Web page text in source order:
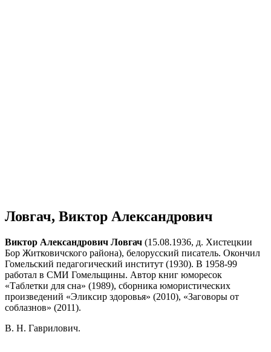
Ловгач, Виктор Александрович
Виктор Александрович Ловгач (15.08.1936, д. Хистецкии
Бор Житковичского района), белорусский писатель. Окончил
Гомельский педагогический институт (1930). В 1958-99
работал в СМИ Гомельщины. Автор книг юморесок
«Таблетки для сна» (1989), сборника юмористических
произведений «Эликсир здоровья» (2010), «Заговоры от
соблазнов» (2011).
В. Н. Гаврилович.